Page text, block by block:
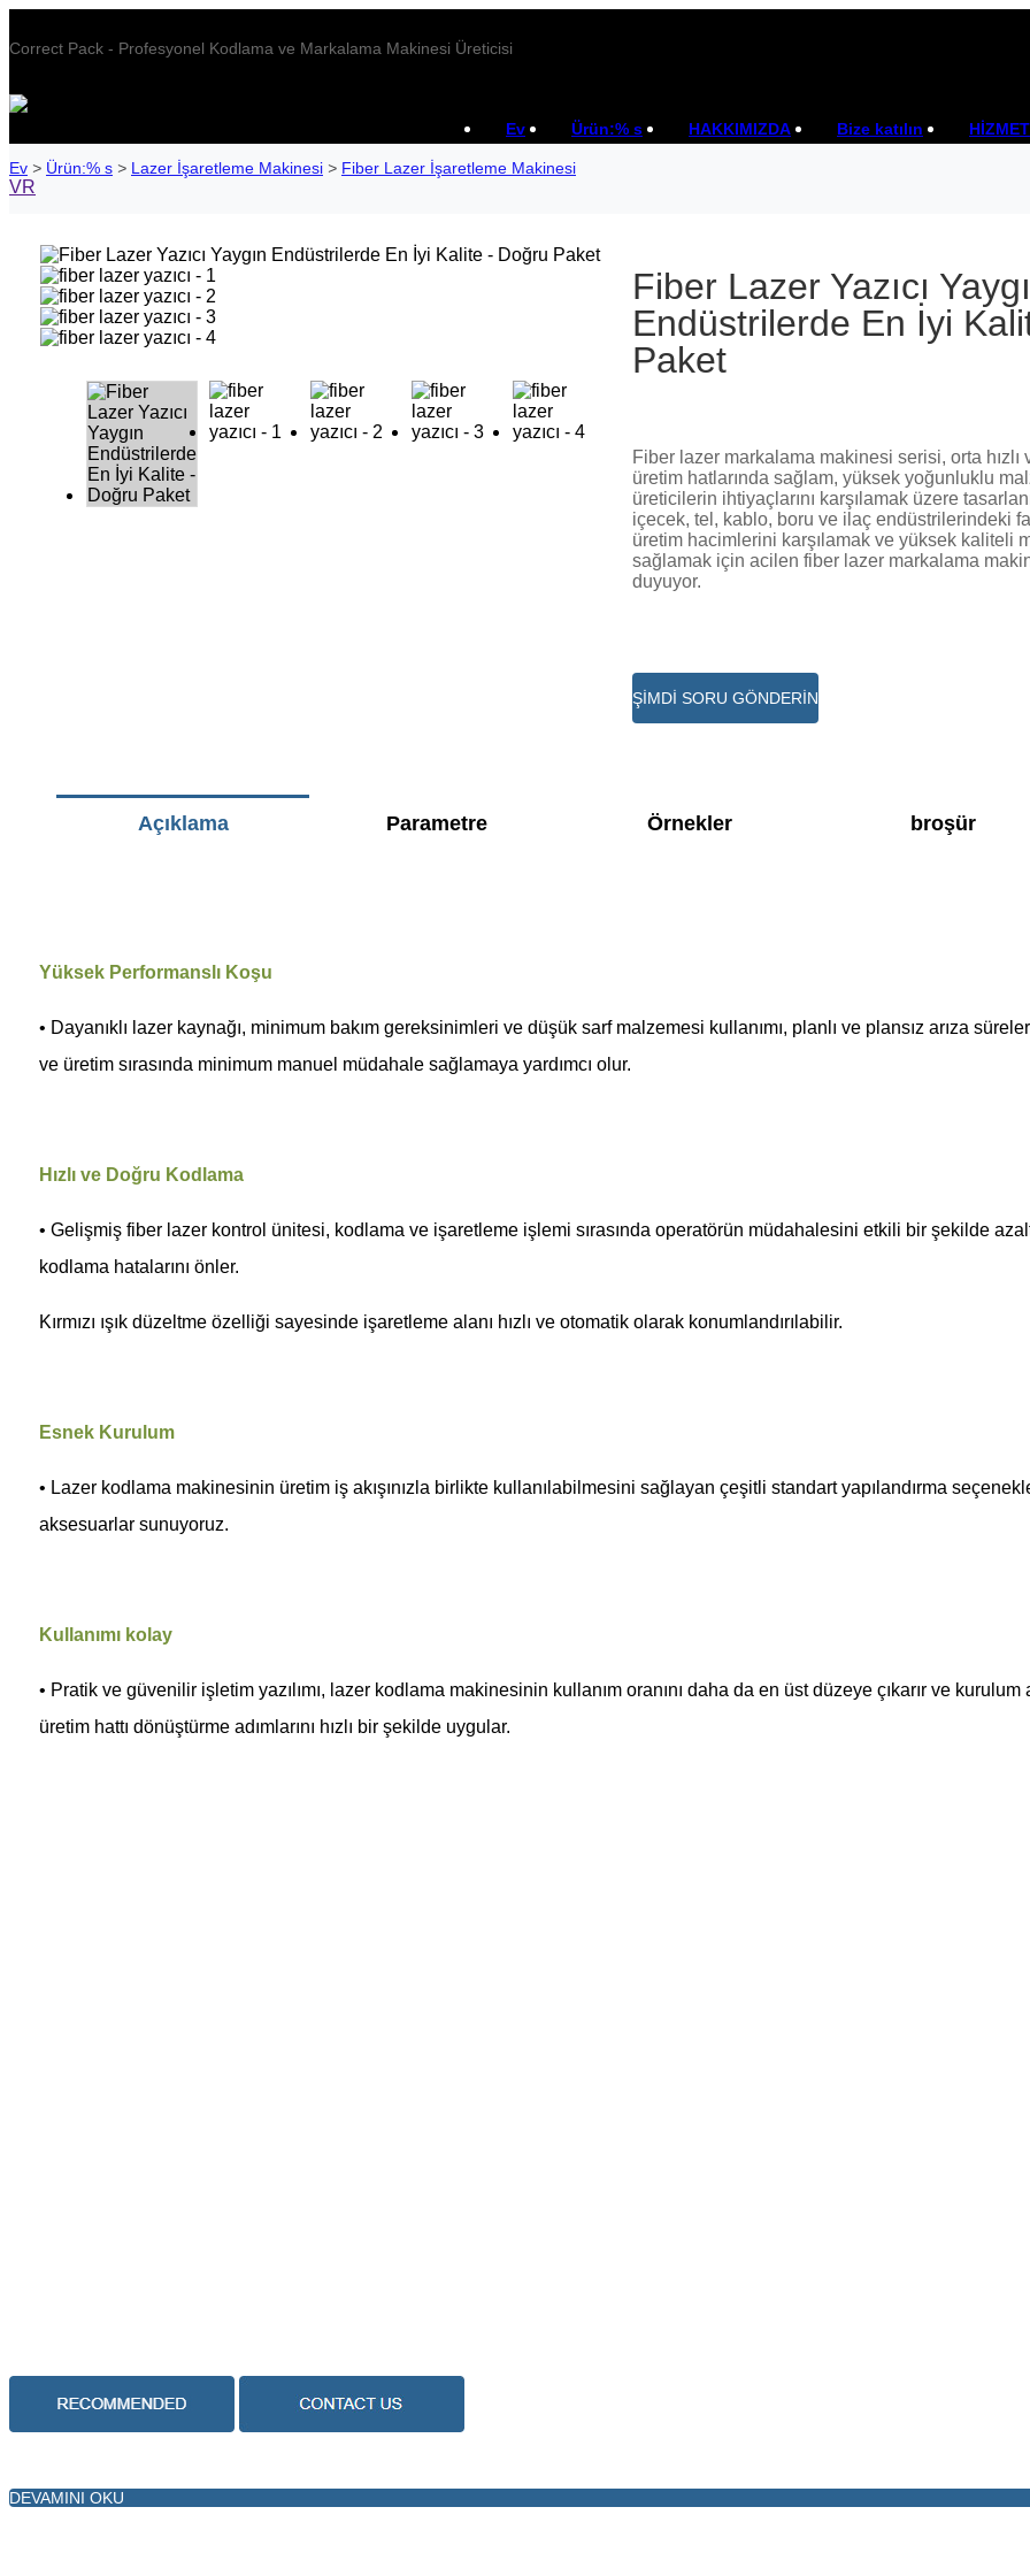
Correct Pack - Profesyonel Kodlama ve Markalama Makinesi Üreticisi
Ev Ürün:% s HAKKIMIZDA Bize katılın HİZMET
Ev > Ürün:% s > Lazer İşaretleme Makinesi > Fiber Lazer İşaretleme Makinesi
VR
Fiber Lazer Yazıcı
Endüstrilerde En İyi
Paket
Fiber lazer markalama makinesi serisi, orta hızlı
üretim hatlarında sağlam, yüksek yoğunluklu
üreticilerin ihtiyaçlarını karşılamak üzere
içecek, tel, kablo, boru ve ilaç endüstrilerindeki
üretim hacimlerini karşılamak ve yüksek kaliteli
sağlamak için acilen fiber lazer markalama
duyuyor.
ŞİMDİ SORU GÖNDERİN
Açıklama Parametre Örnekler broşür
Yüksek Performanslı Koşu
• Dayanıklı lazer kaynağı, minimum bakım gereksinimleri ve düşük sarf malzemesi kullanımı, planlı ve plansız arıza
ve üretim sırasında minimum manuel müdahale sağlamaya yardımcı olur.
Hızlı ve Doğru Kodlama
• Gelişmiş fiber lazer kontrol ünitesi, kodlama ve işaretleme işlemi sırasında operatörün müdahalesini etkili bir şekilde
kodlama hatalarını önler.
Kırmızı ışık düzeltme özelliği sayesinde işaretleme alanı hızlı ve otomatik olarak konumlandırılabilir.
Esnek Kurulum
• Lazer kodlama makinesinin üretim iş akışınızla birlikte kullanılabilmesini sağlayan çeşitli standart yapılandırma
aksesuarlar sunuyoruz.
Kullanımı kolay
• Pratik ve güvenilir işletim yazılımı, lazer kodlama makinesinin kullanım oranını daha da en üst düzeye çıkarır ve kurulum
üretim hattı dönüştürme adımlarını hızlı bir şekilde uygular.
DEVAMINI OKU